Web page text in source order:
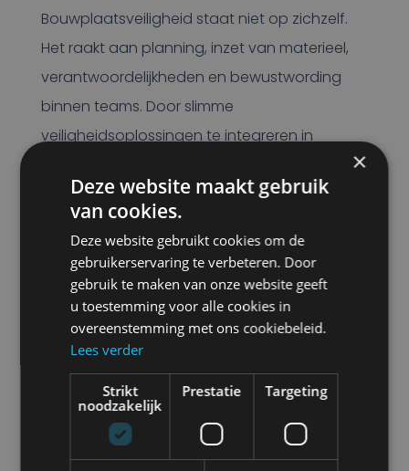
Bouwplaatsveiligheid staat niet op zichzelf.
Het raakt aan planning, inzet van materieel,
verantwoordelijkheden en bewustwording
binnen teams. Door slimme
veiligheidsoplossingen te integreren in
extra beschermlaag voor medewerkers én
organisatie.
Tijdens het event laten we zien hoe
innovatieve detectie- en veiligheidssystemen
bijdragen aan:
Minder risico op aanrijdingen
Meer bewustwording op de werkvloer
Ondersteuning van machinisten in drukke
omgevingen
×
Deze website maakt gebruik
van cookies.
Deze website gebruikt cookies om de
gebruikerservaring te verbeteren. Door
gebruik te maken van onze website geeft
u toestemming voor alle cookies in
overeenstemming met ons cookiebeleid.
Lees verder
Strikt
noodzakelijk
Prestatie Targeting